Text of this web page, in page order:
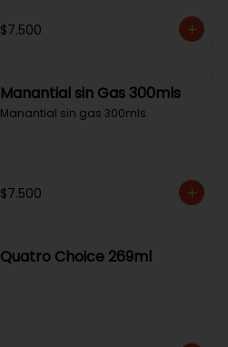
$7.500
Manantial sin Gas 300mls
Manantial sin gas 300mls
$7.500
Quatro Choice 269ml